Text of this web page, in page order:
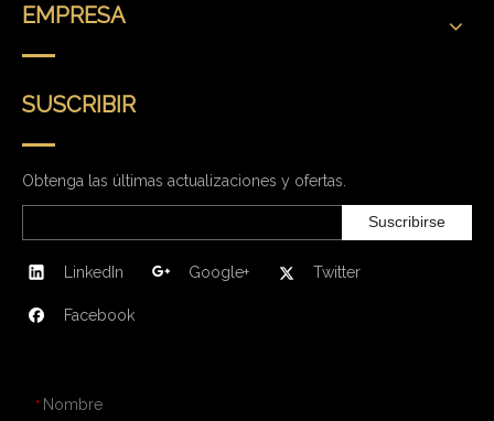
EMPRESA
SUSCRIBIR
Obtenga las últimas actualizaciones y ofertas.
Suscribirse
LinkedIn Google+ Twitter
Facebook
* Nombre